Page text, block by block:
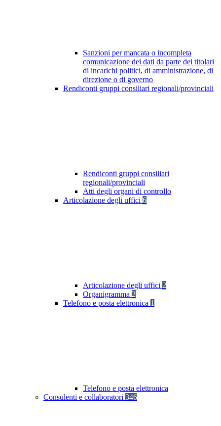
Sanzioni per mancata o incompleta
comunicazione dei dati da parte dei titolari
di incarichi politici, di amministrazione, di
direzione o di governo
Rendiconti gruppi consiliari regionali/provinciali
Rendiconti gruppi consiliari
regionali/provinciali
Atti degli organi di controllo
Articolazione degli uffici 6
Articolazione degli uffici 2
Organigramma 2
Telefono e posta elettronica 1
Telefono e posta elettronica
Consulenti e collaboratori 346